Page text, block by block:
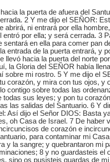
la puerta de afuera del
2 Y me dijo el SEÑOR:
abrirá, ni entrará por ella
entró por ella; y será cerrada. 3
sentará en ella para comer pan
entrada de la puerta entrará, y
llevó hacia la puerta del norte
la Gloria del SEÑOR había
sobre mi rostro. 5 Y me dijo el
corazón, y mira con tus ojos, y
contigo sobre todas las
todas sus leyes; y pon tu
las salidas del Santuario. 6 Y
Así dijo el Señor DIOS: Basta
oh Casa de Israel. 7 De haber
de corazón e
para contaminar mi
y la sangre; y quebrantaron mi
8 y no guardasteis el
sino os pusisteis guardas de